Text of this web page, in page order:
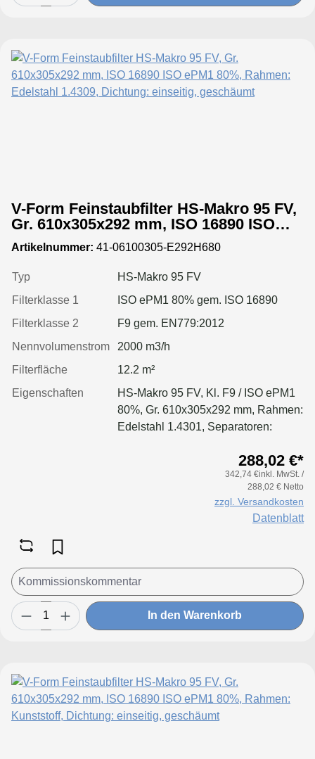
V-Form Feinstaubfilter HS-Makro 95 FV,
Gr. 610x305x292 mm, ISO 16890 ISO
ePM1 80%, Rahmen: Edelstahl 1.4309,
Dichtung: einseitig, geschäumt
Artikelnummer: 41-06100305-E292H680
Typ
HS-Makro 95 FV
Filterklasse 1
ISO ePM1 80% gem. ISO 16890
Filterklasse 2
F9 gem. EN779:2012
Nennvolumenstrom
2000 m3/h
Filterfläche
12.2 m²
Eigenschaften
HS-Makro 95 FV, Kl. F9 / ISO ePM1
80%, Gr. 610x305x292 mm, Rahmen:
Edelstahl 1.4301, Separatoren:
288,02 €*
342,74 €inkl. MwSt. /
288,02 € Netto
zzgl. Versandkosten
Datenblatt
In den Warenkorb